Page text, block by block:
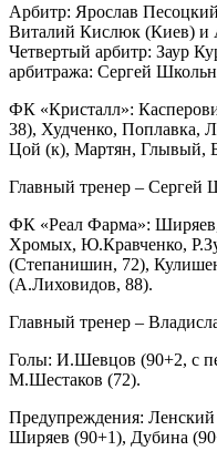
Арбитр: Ярослав
Виталий Кислюк (Киев) и
Четвертый арбитр: Заур
арбитража: Сергей
ФК «Кристалл»:
38), Худченко, Поплавка,
Цой (к), Мартян, Глывый,
Главный тренер – Сергей
ФК «Реал Фарма»:
Хромых, Ю.Кравченко,
(Степанишин, 72),
(А.Лиховидов, 88).
Главный тренер –
Голы: И.Шевцов (90+2, с
М.Шестаков (72).
Предупреждения:
Ширяев (90+1), Дубина